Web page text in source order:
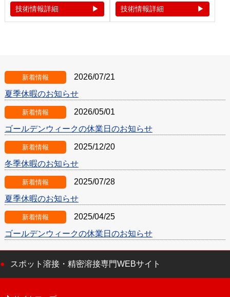
技術情報詳細 技術情報詳細
新着情報
2026/07/21
夏季休暇のお知らせ
新着情報
2026/05/01
ゴールデンウィークの休業日のお知らせ
新着情報
2025/12/20
冬季休暇のお知らせ
新着情報
2025/07/28
夏季休暇のお知らせ
新着情報
2025/04/25
ゴールデンウィークの休業日のお知らせ
スポット溶接・精密溶接専門WEBサイト